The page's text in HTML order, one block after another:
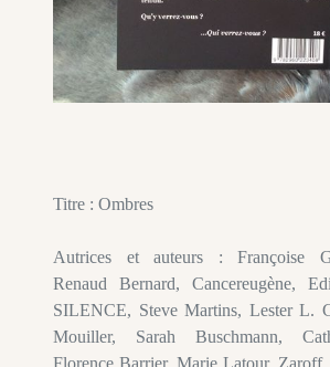
Titre : Ombres
Autrices et auteurs : Françoise
Renaud Bernard, Cancereugène,
SILENCE, Steve Martins, Lester L.
Mouiller, Sarah Buschmann,